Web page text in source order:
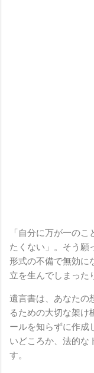
「自分に万が一の
たくない」。そう願
形式の不備で無効に
立を生んでしまった
遺言書は、あなたの
るための大切な架け
ールを知らずに作成
いどころか、法的な
す。